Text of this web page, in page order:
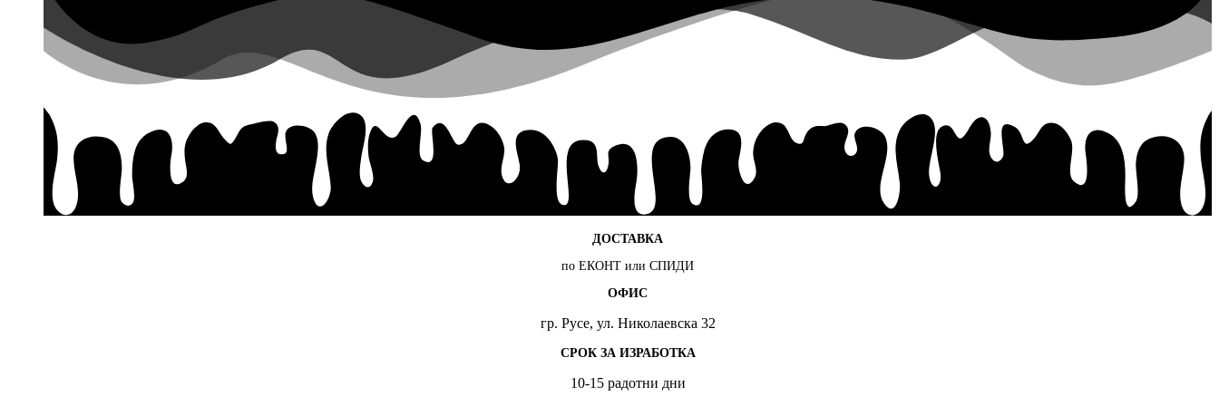
ДОСТАВКА
по ЕКОНТ или СПИДИ
ОФИС
гр. Русе, ул. Николаевска 32
СРОК ЗА ИЗРАБОТКА
10-15 радотни дни